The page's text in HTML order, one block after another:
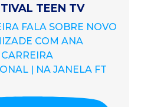
TEEN TV
FALA SOBRE NOVO
COM ANA
| NA JANELA FT